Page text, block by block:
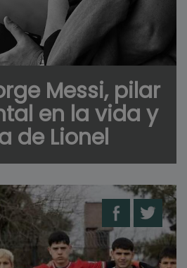
Messi, pilar
en la vida y
de Lionel